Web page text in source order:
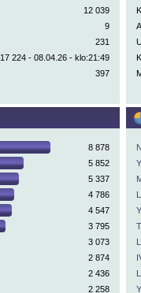
12 039
9
231
17 224 - 08.04.26 - klo:21:49
397
8 878
5 852
5 337
4 786
4 547
3 795
3 073
2 874
2 436
2 258